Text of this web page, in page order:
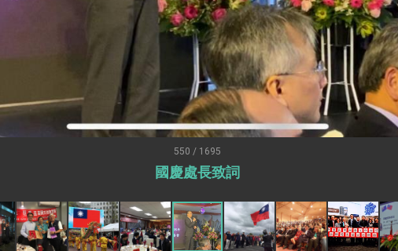
蓋耶哥訪問團
爾基金會」訪問團一行，深化跨大西洋戰略夥伴關係
取時間完成「臺美對等貿易協定」簽署
取得有利戰略地位 全力支持「臺美對等貿易協定」簽署
雄厚數位實力，達成固邦榮邦目標
經濟合作策略小組」跨部會會議
度支持「總合外交」與台歐美日關係深化
總統以「韌性之島，希望之光」為題發表2026新 年談話
550 / 1695
國慶處長致詞